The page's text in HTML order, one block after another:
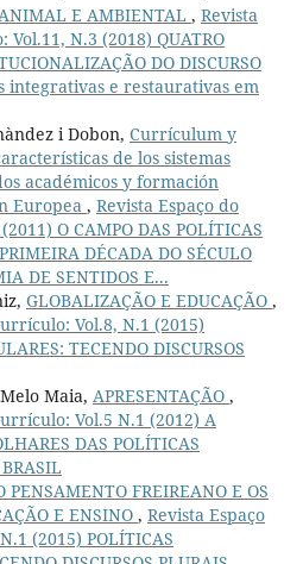
E AMBIENTAL , Revista
N.3 (2018) QUATRO
DO DISCURSO
integrativas e restaurativas em
i Dobon, Currículum y
de los sistemas
académicos y formación
Europea , Revista Espaço do
O CAMPO DAS POLÍTICAS
DÉCADA DO SÉCULO
DE SENTIDOS E...
GLOBALIZAÇÃO E EDUCAÇÃO ,
Vol.8, N.1 (2015)
TECENDO DISCURSOS
Maia, APRESENTAÇÃO ,
Vol.5 N.1 (2012) A
DAS POLÍTICAS
PENSAMENTO FREIREANO E OS
E ENSINO , Revista Espaço
(2015) POLÍTICAS